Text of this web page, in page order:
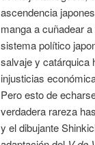
ascendencia
manga a cuñadear
sistema político
salvaje y catárquica
injusticias
Pero esto de
verdadera rareza
y el dibujante